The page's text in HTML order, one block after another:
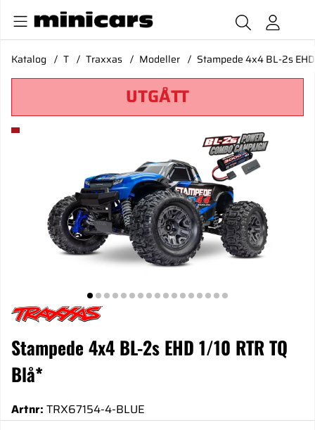
Katalog T Traxxas Modeller Stampede 4x4 BL-2s
UTGÅTT
Produktbilder Stampede 4x4 BL-2s EHD 1/10 RTR TQ Blå*
Stampede 4x4 BL-2s EHD 1/10 RTR TQ
Blå*
Artnr: TRX67154-4-BLUE